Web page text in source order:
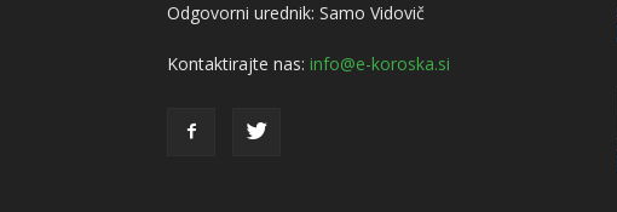
Odgovorni urednik: Samo Vidovič
Kontaktirajte nas: info@e-koroska.si